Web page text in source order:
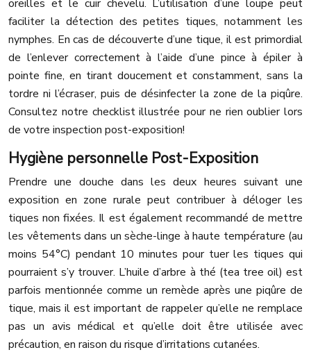
oreilles et le cuir chevelu. L’utilisation d’une loupe peut
faciliter la détection des petites tiques, notamment les
nymphes. En cas de découverte d’une tique, il est primordial
de l’enlever correctement à l’aide d’une pince à épiler à
pointe fine, en tirant doucement et constamment, sans la
tordre ni l’écraser, puis de désinfecter la zone de la piqûre.
Consultez notre checklist illustrée pour ne rien oublier lors
de votre inspection post-exposition!
Hygiène personnelle Post-Exposition
Prendre une douche dans les deux heures suivant une
exposition en zone rurale peut contribuer à déloger les
tiques non fixées. Il est également recommandé de mettre
les vêtements dans un sèche-linge à haute température (au
moins 54°C) pendant 10 minutes pour tuer les tiques qui
pourraient s’y trouver. L’huile d’arbre à thé (tea tree oil) est
parfois mentionnée comme un remède après une piqûre de
tique, mais il est important de rappeler qu’elle ne remplace
pas un avis médical et qu’elle doit être utilisée avec
précaution, en raison du risque d’irritations cutanées.